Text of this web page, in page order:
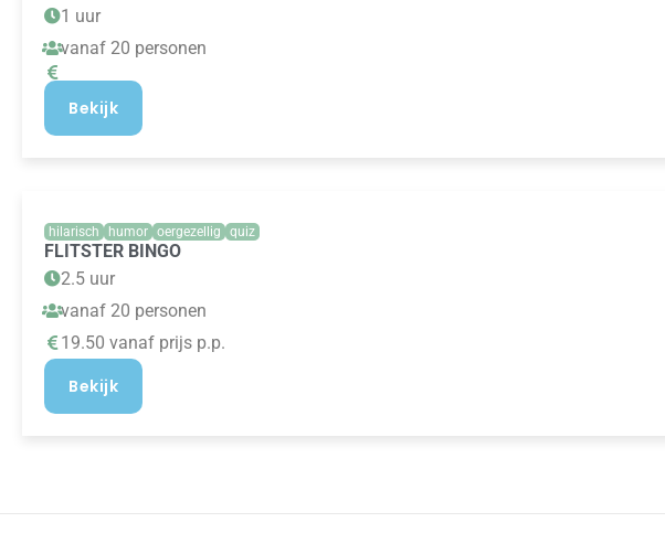
1 uur
vanaf 20 personen
Bekijk
hilarisch humor oergezellig quiz
FLITSTER BINGO
2.5 uur
vanaf 20 personen
19.50 vanaf prijs p.p.
Bekijk